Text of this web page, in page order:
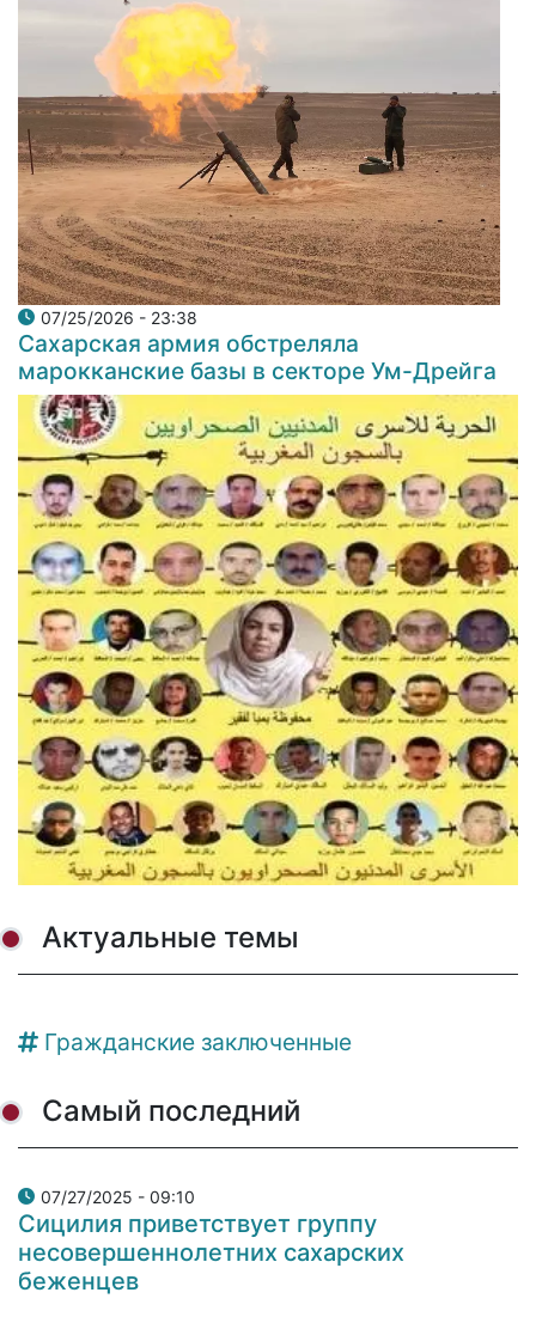
07/25/2026 - 23:38
Сахарская армия обстреляла
марокканские базы в секторе Ум-Дрейга
Актуальные темы
Гражданские заключенные
Самый последний
07/27/2025 - 09:10
Сицилия приветствует группу
несовершеннолетних сахарских
беженцев